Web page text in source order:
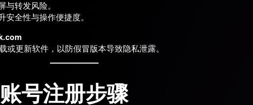
转发风险。
安全性与操作便捷度。
或更新软件，以防假冒版本导致隐私泄露。
号注册步骤